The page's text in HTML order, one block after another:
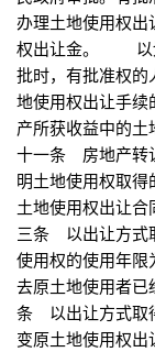
办理土地使用权出
权出让金。 以划
批时，有批准权的
地使用权出让手
产所获收益中的
十一条 房地产转
明土地使用权取
土地使用权出让
三条 以出让方式
使用权的使用年
去原土地使用者
条 以出让方式取
变原土地使用权